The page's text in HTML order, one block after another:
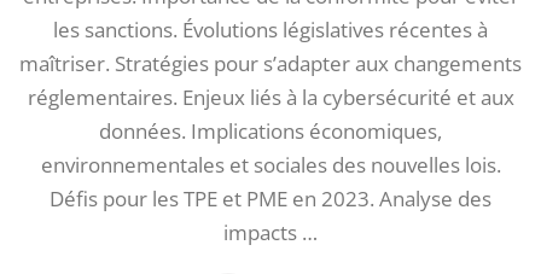
les sanctions. Évolutions législatives récentes à
maîtriser. Stratégies pour s’adapter aux changements
réglementaires. Enjeux liés à la cybersécurité et aux
données. Implications économiques,
environnementales et sociales des nouvelles lois.
Défis pour les TPE et PME en 2023. Analyse des
impacts …